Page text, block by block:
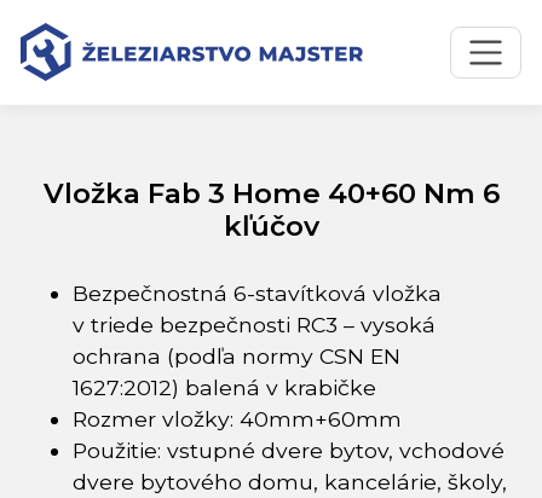
Preskočiť na obsah
Preskočiť na hlavné menu
Úvodná stránka
Vložka Fab 3 Home 40+60 Nm 6 kľúčov
Vložka Fab 3 Home 40+60 Nm 6
kľúčov
Bezpečnostná 6-stavítková vložka
v triede bezpečnosti RC3 – vysoká
ochrana (podľa normy CSN EN
1627:2012) balená v krabičke
Rozmer vložky: 40mm+60mm
Použitie: vstupné dvere bytov, vchodové
dvere bytového domu, kancelárie, školy,